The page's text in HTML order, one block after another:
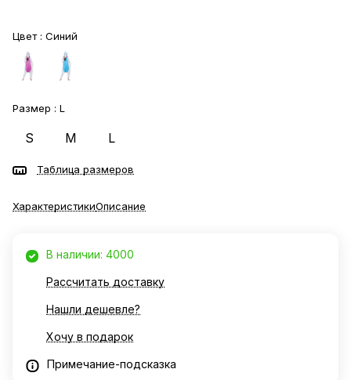
Цвет : Синий
Размер : L
S M L
Таблица размеров
ХарактеристикиОписание
В наличии: 4000
Рассчитать доставку
Нашли дешевле?
Хочу в подарок
Примечание-подсказка